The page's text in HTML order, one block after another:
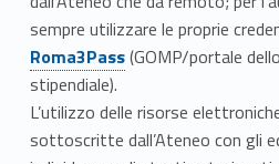
a
l
i
sempre utilizzare le proprie
Roma3Pass(GOMP/portale
stipendiale).
L’utilizzo delle risorse
sottoscritte dall’Ateneo con gli